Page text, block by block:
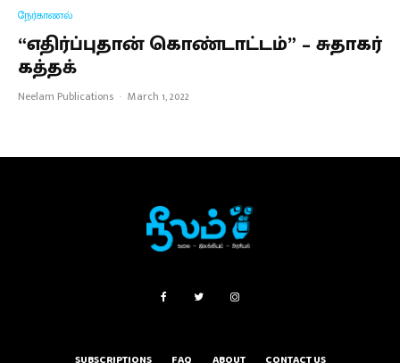
நேர்காணல்
“எதிர்ப்புதான் கொண்டாட்டம்” – சுதாகர்
கத்தக்
Neelam Publications · March 1, 2022